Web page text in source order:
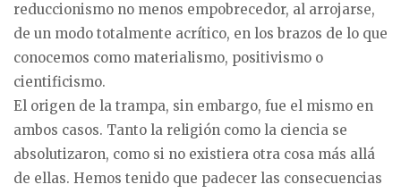
reduccionismo no menos empobrecedor, al arrojarse,
de un modo totalmente acrítico, en los brazos de lo que
conocemos como materialismo, positivismo o
cientificismo.
El origen de la trampa, sin embargo, fue el mismo en
ambos casos. Tanto la religión como la ciencia se
absolutizaron, como si no existiera otra cosa más allá
de ellas. Hemos tenido que padecer las consecuencias